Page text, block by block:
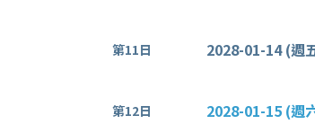
第11日 2028-01-14 (週
第12日 2028-01-15 (週